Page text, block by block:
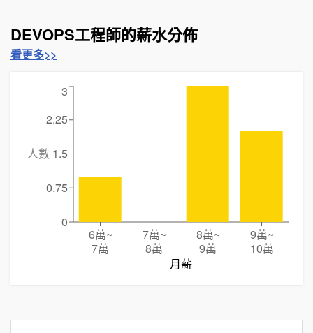
DEVOPS工程師的薪水分佈
看更多>>
6萬~
7萬
7萬~
8萬
8萬~
9萬
9萬~
10萬
月薪
0
0.75
1.5
2.25
3
人數